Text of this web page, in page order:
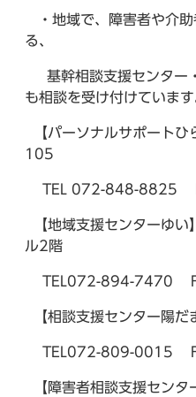
・地域で、障害者や介助
る、
基幹相談支援センター
も相談を受け付けています
【パーソナルサポート
105
TEL 072-848-8825
【地域支援センターゆ
ル2階
TEL072-894-7470
【相談支援センター陽
TEL072-809-0015
【障害者相談支援セン